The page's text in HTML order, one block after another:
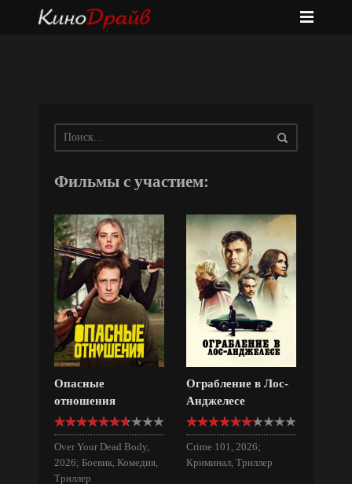
Фильмы с участием:
Опасные
отношения
Over Your Dead Body,
2026; Боевик, Комедия,
Триллер
Ограбление в Лос-
Анджелесе
Crime 101, 2026;
Криминал, Триллер